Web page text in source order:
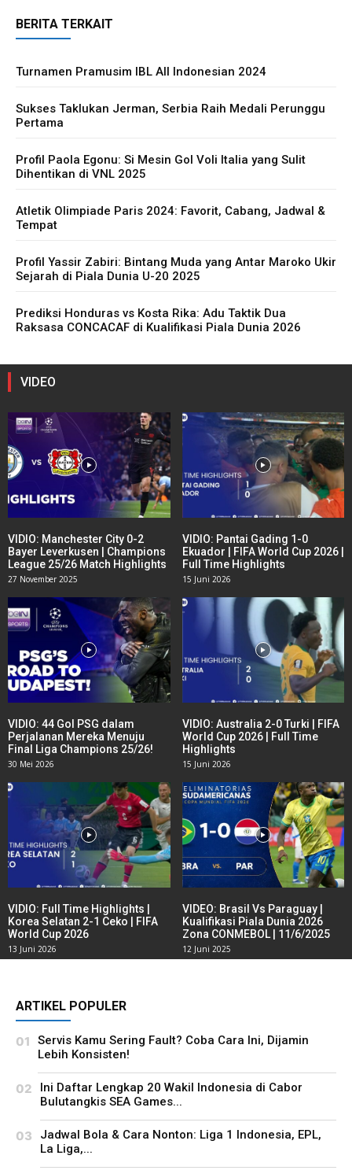
BERITA TERKAIT
Turnamen Pramusim IBL All Indonesian 2024
Sukses Taklukan Jerman, Serbia Raih Medali Perunggu
Pertama
Profil Paola Egonu: Si Mesin Gol Voli Italia yang Sulit
Dihentikan di VNL 2025
Atletik Olimpiade Paris 2024: Favorit, Cabang, Jadwal &
Tempat
Profil Yassir Zabiri: Bintang Muda yang Antar Maroko Ukir
Sejarah di Piala Dunia U-20 2025
Prediksi Honduras vs Kosta Rika: Adu Taktik Dua
Raksasa CONCACAF di Kualifikasi Piala Dunia 2026
VIDEO
VIDIO: Manchester City 0-2
Bayer Leverkusen | Champions
League 25/26 Match Highlights
27 November 2025
VIDIO: Pantai Gading 1-0
Ekuador | FIFA World Cup 2026 |
Full Time Highlights
15 Juni 2026
VIDIO: 44 Gol PSG dalam
Perjalanan Mereka Menuju
Final Liga Champions 25/26!
30 Mei 2026
VIDIO: Australia 2-0 Turki | FIFA
World Cup 2026 | Full Time
Highlights
15 Juni 2026
VIDIO: Full Time Highlights |
Korea Selatan 2-1 Ceko | FIFA
World Cup 2026
13 Juni 2026
VIDEO: Brasil Vs Paraguay |
Kualifikasi Piala Dunia 2026
Zona CONMEBOL | 11/6/2025
12 Juni 2025
ARTIKEL POPULER
Servis Kamu Sering Fault? Coba Cara Ini, Dijamin
Lebih Konsisten!
Ini Daftar Lengkap 20 Wakil Indonesia di Cabor
Bulutangkis SEA Games...
Jadwal Bola & Cara Nonton: Liga 1 Indonesia, EPL,
La Liga,...